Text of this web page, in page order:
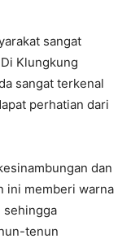
sangat
Klungkung
sangat terkenal
perhatian dari
dan
ini memberi warna
sehingga
tenun